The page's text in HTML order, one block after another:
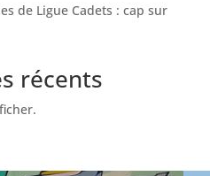
de Ligue Cadets : cap sur
récents